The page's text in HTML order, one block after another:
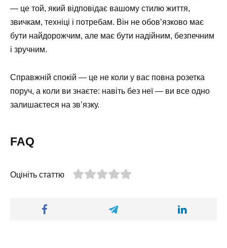
— це той, який відповідає вашому стилю життя,
звичкам, техніці і потребам. Він не обов’язково має
бути найдорожчим, але має бути надійним, безпечним
і зручним.
Справжній спокій — це не коли у вас повна розетка
поруч, а коли ви знаєте: навіть без неї — ви все одно
залишаєтеся на зв’язку.
FAQ
Оцініть статтю